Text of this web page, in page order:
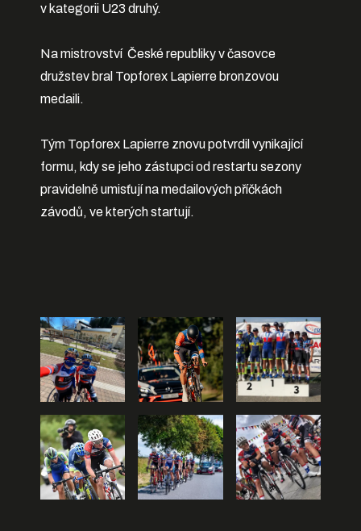
v kategorii U23 druhý.
Na mistrovství České republiky v časovce
družstev bral Topforex Lapierre bronzovou
medaili.
Tým Topforex Lapierre znovu potvrdil vynikající
formu, kdy se jeho zástupci od restartu sezony
pravidelně umisťují na medailových příčkách
závodů, ve kterých startují.